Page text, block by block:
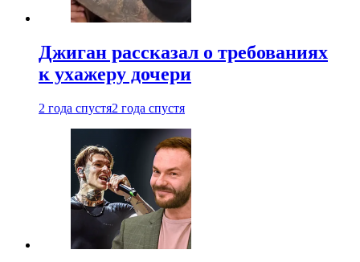
Джиган рассказал о требованиях
к ухажеру дочери
2 года спустя2 года спустя